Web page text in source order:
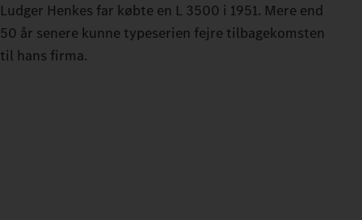
Ludger Henkes far købte en L 3500 i 1951. Mere end
50 år senere kunne typeserien fejre tilbagekomsten
til hans firma.